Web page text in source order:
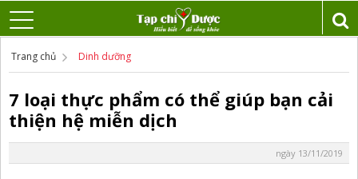
Trang chủ Dinh dưỡng
7 loại thực phẩm có thể giúp bạn cải
thiện hệ miễn dịch
ngày 13/11/2019